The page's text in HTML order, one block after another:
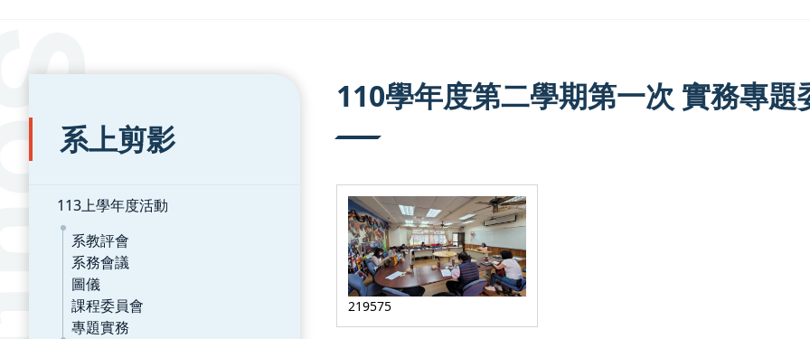
:::
系上剪影
113上學年度活動
系教評會
系務會議
圖儀
課程委員會
專題實務
110學年度第二學期第一次 實務專題
219575